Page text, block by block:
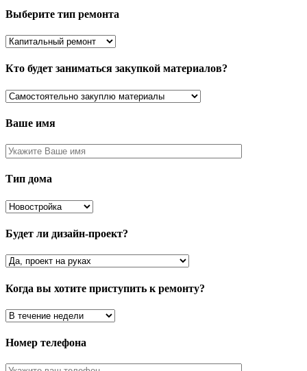
Выберите тип ремонта
Кто будет заниматься закупкой материалов?
Ваше имя
Тип дома
Будет ли дизайн-проект?
Когда вы хотите приступить к ремонту?
Номер телефона